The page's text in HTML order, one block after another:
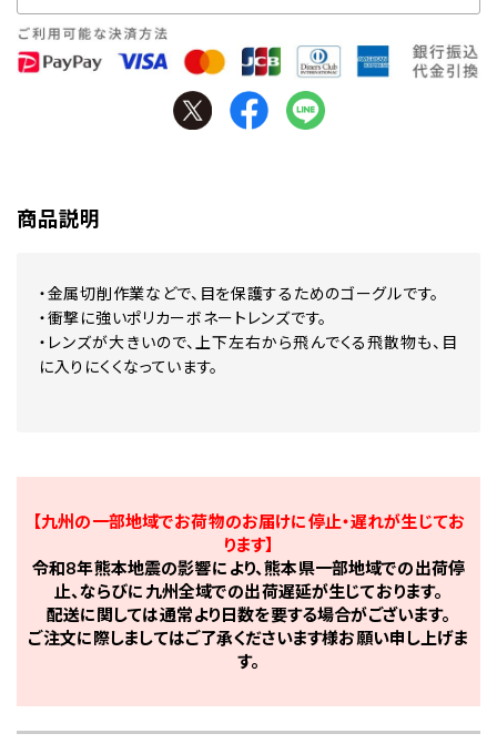
商品説明
・金属切削作業などで、目を保護するためのゴーグルです。
・衝撃に強いポリカーボネートレンズです。
・レンズが大きいので、上下左右から飛んでくる飛散物も、目
に入りにくくなっています。
【九州の一部地域でお荷物のお届けに停止・遅れが生じてお
ります】
令和8年熊本地震の影響により、熊本県一部地域での出荷停
止、ならびに九州全域での出荷遅延が生じております。
配送に関しては通常より日数を要する場合がございます。
ご注文に際しましてはご了承くださいます様お願い申し上げま
す。